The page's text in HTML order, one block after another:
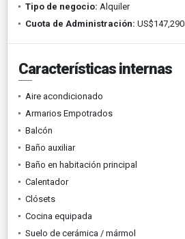
Tipo de negocio: Alquiler
Cuota de Administración: US$147,290
Características internas
Aire acondicionado
Armarios Empotrados
Balcón
Baño auxiliar
Baño en habitación principal
Calentador
Clósets
Cocina equipada
Suelo de cerámica / mármol